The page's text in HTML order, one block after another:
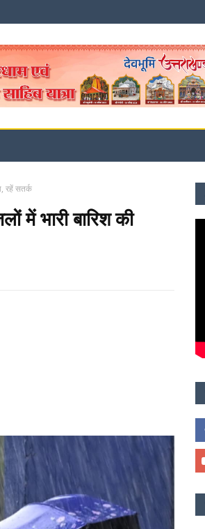
रहें सतर्क
में भारी बारिश की